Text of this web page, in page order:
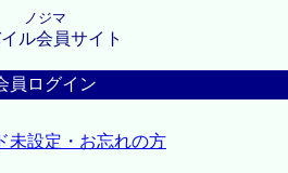
ノジマ
ル会員サイト
員ログイン
未設定・お忘れの方